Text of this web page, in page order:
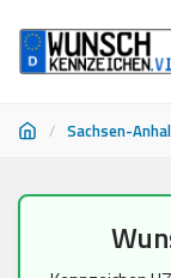
/ Sachsen-